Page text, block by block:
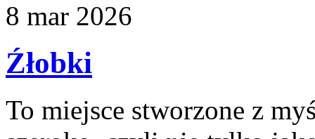
8 mar 2026
Źłobki
To miejsce stworzone z